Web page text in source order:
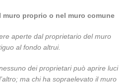
muro proprio o nel muro comune
aperte dal proprietario del muro
al fondo altrui.
dei proprietari può aprire luci
ma chi ha sopraelevato il muro